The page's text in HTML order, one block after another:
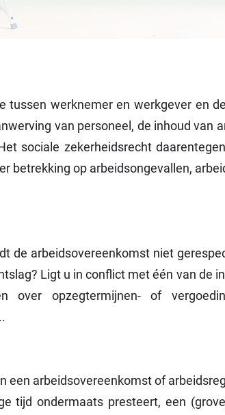
werknemer en werkgever en
van personeel, de inhoud van
sociale zekerheidsrecht
betrekking op arbeidsongevallen,
de arbeidsovereenkomst niet
Ligt u in conflict met één van de
opzegtermijnen- of
een arbeidsovereenkomst of
tijd ondermaats presteert, een